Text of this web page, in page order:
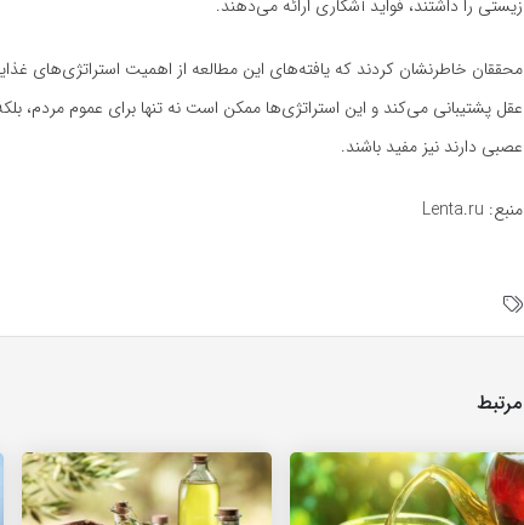
زیستی را داشتند، فواید آشکاری ارائه می‌دهند.
محققان خاطرنشان کردند که یافته‌های این مطالعه از اهمیت استراتژی‌های
عقل پشتیبانی می‌کند و این استراتژی‌ها ممکن است نه تنها برای عموم مردم،
عصبی دارند نیز مفید باشند.
منبع: Lenta.ru
مرتبط